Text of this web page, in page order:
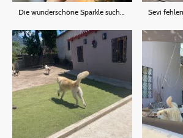
Die wunderschöne Sparkle sucht noch eine Familie